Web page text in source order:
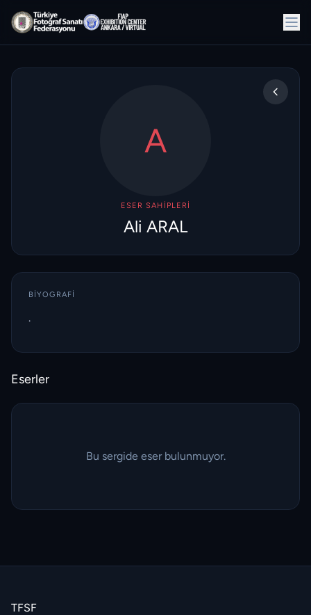
A
ESER SAHIPLERI
Ali ARAL
BIYOGRAFI
.
Eserler
Bu sergide eser bulunmuyor.
TFSF